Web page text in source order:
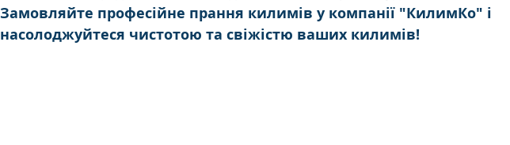
Замовляйте професійне прання килимів у компанії "КилимКо" і
насолоджуйтеся чистотою та свіжістю ваших килимів!